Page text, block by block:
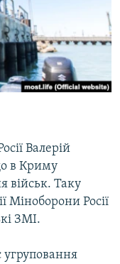
Валерій
в Криму
військ. Таку
Міноборони Росії
ЗМІ.
угруповання